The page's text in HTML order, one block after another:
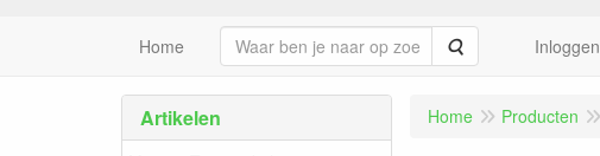
Home Zoeken Inloggen
Artikelen Home Producten